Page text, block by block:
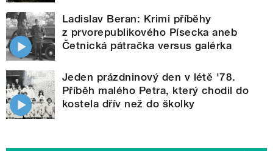
Ladislav Beran: Krimi příběhy
z prvorepublikového Písecka aneb
Četnická pátračka versus galérka
Jeden prázdninový den v létě '78.
Příběh malého Petra, který chodil do
kostela dřív než do školky